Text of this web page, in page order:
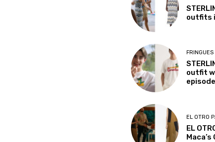
outfits
outfit
EL OTRO
EL